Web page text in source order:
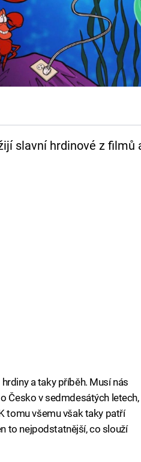
slavní hrdinové z filmů
a taky příběh. Musí nás
Česko v sedmdesátých letech,
tomu všemu však taky patří
to nejpodstatnější, co slouží